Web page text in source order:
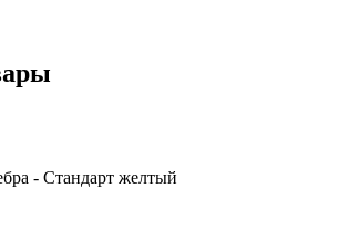
- Стандарт желтый